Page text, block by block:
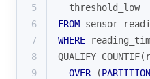
5
  threshold_low
6
FROM
7
WHERE
8
QUALIFY
9
OVER (PARTITION